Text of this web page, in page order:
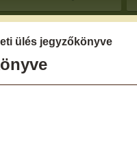
ülés jegyzőkönyve